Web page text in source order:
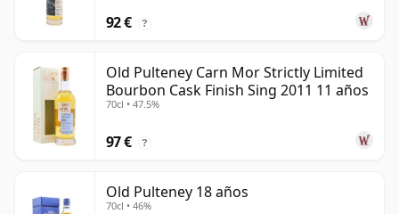
92 € ?
Old Pulteney Carn Mor Strictly Limited
Bourbon Cask Finish Sing 2011 11 años
70cl • 47.5%
97 € ?
Old Pulteney 18 años
70cl • 46%